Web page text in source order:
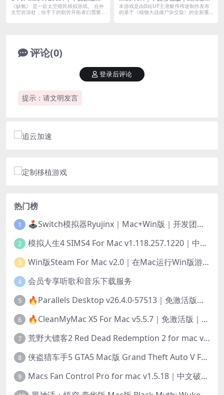
｜饥荒团队作品-太空殖民模拟游戏
｜含全DLC
《缺氧》 是一款太空殖民模拟游戏。 在外
太空岩深处，你手下的勤劳开拓者们需要
游戏引擎重制，为玩家带来 更加精
致的游戏体验
本游戏是由B站UP主潜艇伟伟迷制作发布
的基于《植物大战僵尸杂交版》的全新重
评论(0)
提示：请文明发言
登录后评论
热门榜
1 🕹️Switch模拟器Ryujinx｜Mac+Win版｜开发团队已解散此乃最后的绝唱版本
2 模拟人生4 SIMS4 For Mac v1.118.257.1220｜中文原生版｜无限金币｜全100DLC
3 Win版Steam For Mac v2.0｜在Mac运行Win版游戏！｜升级GPTK4.0支持！
4 会员专享听歌和音乐下载服务
5 🔥Parallels Desktop v26.4.0-57513｜免激活版｜在Mac上安装Windows/Linux等系统[赠Windows激活]
6 🔥CleanMyMac X5 For Mac v5.5.7｜免激活版｜macOS系统优化/清理神器
7 荒野大镖客2 Red Dead Redemption 2 for mac v1436.28｜中文移植版｜最好玩的开放世界游戏
8 侠盗猎车手5 GTA5 Mac版 Grand Theft Auto V For Mac｜中文破解版
9 Macs Fan Control Pro for mac v1.5.18｜中文破解版｜风扇监控与控制工具